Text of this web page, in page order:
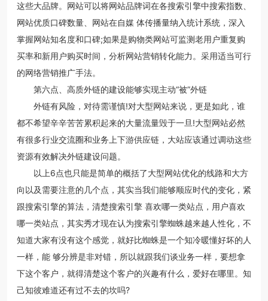
这些大品牌。网站可以将网站品牌词在各搜索引擎中搜索指数、
网站优质口碑数量、网站在自媒 体传播量纳入统计系统，深入
掌握网站知名度和口碑;如果是购物类网站可监测老用户重复购
买率和新用户购买时间，分析网站营销转化能力。采用适当可行
的网络营销推广手法。
第六点、高质外链的建设能够实现主动“被”外链
外链有风险，对待需谨慎!对大型网站来说，更是如此，谁
都不希望辛辛苦苦累积起来的大量流量毁于一旦!大型网站必然
有很多行业交流圈和业务上下游供应链，大站应该通过调动这些
资源有效解决外链建设问题。
以上6点也只能是简单的概括了大型网站优化的线路和大方
向以及需要注意的几个点，其实当我们能够顺应时代的变化，紧
跟搜索引擎的算法，清楚搜索引擎 喜欢哪一类站点，用户喜欢
哪一类站点，其实秀才现在认为搜索引擎蜘蛛越来越人性化，不
知道大家有没有这个感觉，就好比蜘蛛是一个知冷暖懂好坏的人
一样，能 够分辨是非对错，所以就跟我们谈业务一样，要想拿
下这个客户，就得清楚这个客户的兴趣有什么，爱好在哪里。知
己知彼难道还有过不去的坎吗?